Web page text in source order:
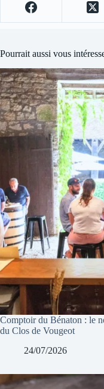
Pourrait aussi vous
Comptoir du Bénaton : le
du Clos de Vougeot
24/07/2026